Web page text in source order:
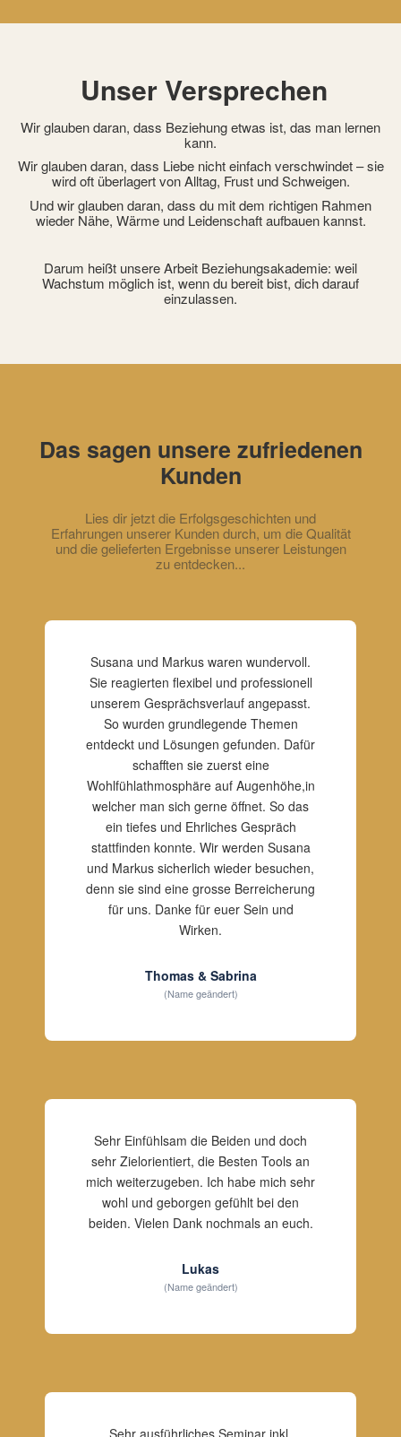
Unser Versprechen
Wir glauben daran, dass Beziehung etwas ist, das man lernen
kann.
Wir glauben daran, dass Liebe nicht einfach verschwindet – sie
wird oft überlagert von Alltag, Frust und Schweigen.
Und wir glauben daran, dass du mit dem richtigen Rahmen
wieder Nähe, Wärme und Leidenschaft aufbauen kannst.
Darum heißt unsere Arbeit Beziehungsakademie: weil
Wachstum möglich ist, wenn du bereit bist, dich darauf
einzulassen.
Das sagen unsere zufriedenen
Kunden
Lies dir jetzt die Erfolgsgeschichten und
Erfahrungen unserer Kunden durch, um die Qualität
und die gelieferten Ergebnisse unserer Leistungen
zu entdecken...
Susana und Markus waren wundervoll.
Sie reagierten flexibel und professionell
unserem Gesprächsverlauf angepasst.
So wurden grundlegende Themen
entdeckt und Lösungen gefunden. Dafür
schafften sie zuerst eine
Wohlfühlathmosphäre auf Augenhöhe,in
welcher man sich gerne öffnet. So das
ein tiefes und Ehrliches Gespräch
stattfinden konnte. Wir werden Susana
und Markus sicherlich wieder besuchen,
denn sie sind eine grosse Berreicherung
für uns. Danke für euer Sein und
Wirken.
Thomas & Sabrina
(Name geändert)
Sehr Einfühlsam die Beiden und doch
sehr Zielorientiert, die Besten Tools an
mich weiterzugeben. Ich habe mich sehr
wohl und geborgen gefühlt bei den
beiden. Vielen Dank nochmals an euch.
Lukas
(Name geändert)
Sehr ausführliches Seminar inkl.